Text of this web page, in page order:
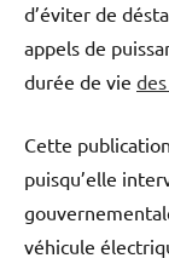
d’éviter de
appels de
durée de vie
Cette
puisqu’elle
véhicule